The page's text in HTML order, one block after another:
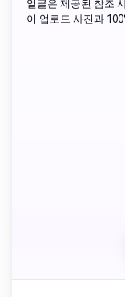
얼굴은 제공된 참조
이 업로드 사진과